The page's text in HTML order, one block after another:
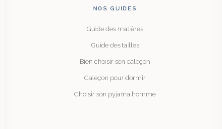
NOS GUIDES
Guide des matières
Guide des tailles
Bien choisir son caleçon
Caleçon pour dormir
Choisir son pyjama homme